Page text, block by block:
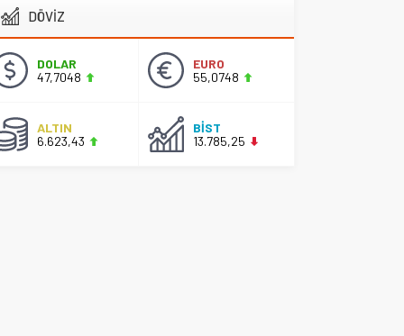
DÖVİZ
DOLAR
47,7048
EURO
55,0748
ALTIN
6.623,43
BİST
13.785,25